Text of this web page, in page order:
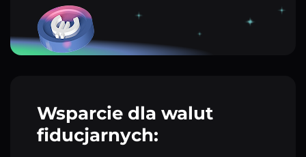
Wsparcie dla walut
fiducjarnych: